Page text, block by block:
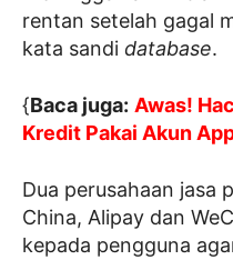
rentan setelah gagal
kata sandi database.
{Baca juga: Awas!
Kredit Pakai Akun
Dua perusahaan jasa
China, Alipay dan
kepada pengguna